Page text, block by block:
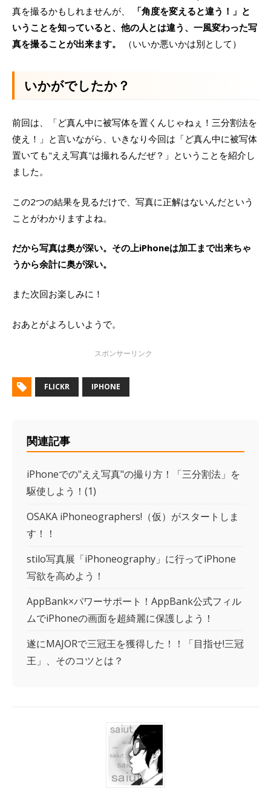
真を撮るかもしれませんが、
「角度を変えると違う！」と
いうことを知っていると、他の人とは違う、一風変わった写
真を撮ることが出来ます。
（いいか悪いかは別として）
いかがでしたか？
前回は、「ど真ん中に被写体を置くんじゃねぇ！三分割法を
使え！」と言いながら、いきなり今回は「ど真ん中に被写体
置いても"ええ写真"は撮れるんだぜ？」ということを紹介し
ました。
この2つの結果を見るだけで、写真に正解はないんだという
ことがわかりますよね。
だから写真は奥が深い。その上iPhoneは加工まで出来ちゃ
うから余計に奥が深い。
また次回お楽しみに！
おあとがよろしいようで。
FLICKR IPHONE
関連記事
iPhoneでの"ええ写真"の撮り方！「三分割法」を
駆使しよう！(1)
OSAKA iPhoneographers!（仮）がスタートしま
す！！
stilo写真展「iPhoneography」に行ってiPhone
写欲を高めよう！
AppBank×パワーサポート！AppBank公式フィル
ムでiPhoneの画面を超綺麗に保護しよう！
遂にMAJORで三冠王を獲得した！！「目指せ!三冠
王」、そのコツとは？